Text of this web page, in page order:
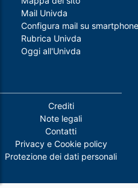
Mail Univda
Configura mail su smartphone
Rubrica Univda
Oggi all'Univda
Piè di pagina
Crediti
Note legali
Contatti
Privacy e Cookie policy
Protezione dei dati personali